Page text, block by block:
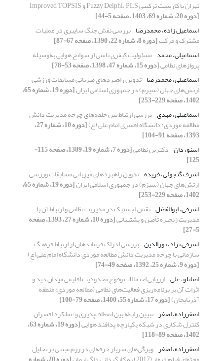
تهران با کاربست ترکیبی Fuzzy Delphi، PLS و Improved TOPSIS
[دوره 20، شماره 69، 1403، صفحه 5-44]
اسماعیل زاده، محمدرضا بررسی نقش جنگ سایبری در عملیات
مشترک و مرکب[دوره 8، شماره 22، 1390، صفحه 67-87]
اسماعیلی، محمد مسئولیت کیفری ناشی از سوانح هوایی به‌وسیله
پروازهای نظامی[دوره 15، شماره 47، 1398، صفحه 53-78]
اسماعیلی، محمدرضا تدوین راهبردهای میزبانی مسابقات ورزشی
ارتش‌های جهان (سیزم) در جمهوری اسلامی ایران [دوره 19، شماره 65،
1402، صفحه 229-253]
اسماعیلی، مهدی بررسی ارتباط بین حلقه‌های چرخه مدیریت دانش
مطالعه موردی؛ دانشگاه افسری امام علی (ع) [دوره 10، شماره 27،
1393، صفحه 91-104]
اسنو، دان دکترین نظامی [دوره 7، شماره 19، 1389، صفحه 115-
125]
اشرف گنجوئی، فریده تدوین راهبردهای میزبانی مسابقات ورزشی
ارتش‌های جهان (سیزم) در جمهوری اسلامی ایران [دوره 19، شماره 65،
1402، صفحه 229-253]
اشرفی، ابوالفضل نقش لجستیک در مدیریت نظامی و ارتباط آن با
مدیریت زنجیره تأمین و پشتیبانی [دوره 10، شماره 27، 1393، صفحه
5-27]
اشرفی نژاد، نورالدین بررسی ادراک فرماندهان از ارتباط فرهنگ
سازمانی با چرخه مدیریت دانش مطالعه موردی دانشگاه امام علی(ع)
[دوره 9، شماره 25، 1392، صفحه 49-74]
اصانلو، علی ارزیابی احتمالات وقوع محدودیت اقلیمی میدان دید و
اثرات آن بر برنامه‌ریزی فعالیت‌های نظامی (مطالعه موردی: منطقه
آذربایجان)[دوره 17، شماره 55، 1400، صفحه 79-100]
اصغرزاده، اصغر تبیین رابطه بین انعطاف‌پذیری و عملکرد افسران
کنترل شکاری در شبکه یکپارچه پدافند هوایی [دوره 19، شماره 63،
1402، صفحه 89-118]
اصغرزاده، اصغر ویژگی‌های سرباز حرفه‌ای در رزم مبتنی بر تحلیل